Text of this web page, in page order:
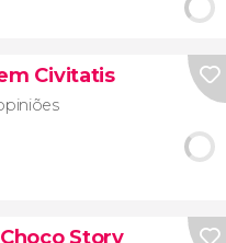
Civitatis
Story